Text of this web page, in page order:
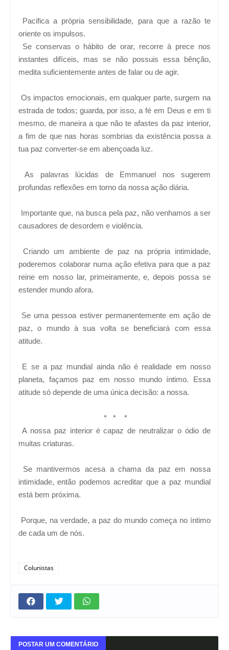
Pacifica a própria sensibilidade, para que a razão te
oriente os impulsos.
Se conservas o hábito de orar, recorre à prece nos
instantes difíceis, mas se não possuis essa bênção,
medita suficientemente antes de falar ou de agir.
Os impactos emocionais, em qualquer parte, surgem na
estrada de todos; guarda, por isso, a fé em Deus e em ti
mesmo, de maneira a que não te afastes da paz interior,
a fim de que nas horas sombrias da existência possa a
tua paz converter-se em abençoada luz.
As palavras lúcidas de Emmanuel nos sugerem
profundas reflexões em torno da nossa ação diária.
Importante que, na busca pela paz, não venhamos a ser
causadores de desordem e violência.
Criando um ambiente de paz na própria intimidade,
poderemos colaborar numa ação efetiva para que a paz
reine em nosso lar, primeiramente, e, depois possa se
estender mundo afora.
Se uma pessoa estiver permanentemente em ação de
paz, o mundo à sua volta se beneficiará com essa
atitude.
E se a paz mundial ainda não é realidade em nosso
planeta, façamos paz em nosso mundo íntimo. Essa
atitude só depende de uma única decisão: a nossa.
* * *
A nossa paz interior é capaz de neutralizar o ódio de
muitas criaturas.
Se mantivermos acesa a chama da paz em nossa
intimidade, então podemos acreditar que a paz mundial
está bem próxima.
Porque, na verdade, a paz do mundo começa no íntimo
de cada um de nós.
Colunistas
POSTAR UM COMENTÁRIO